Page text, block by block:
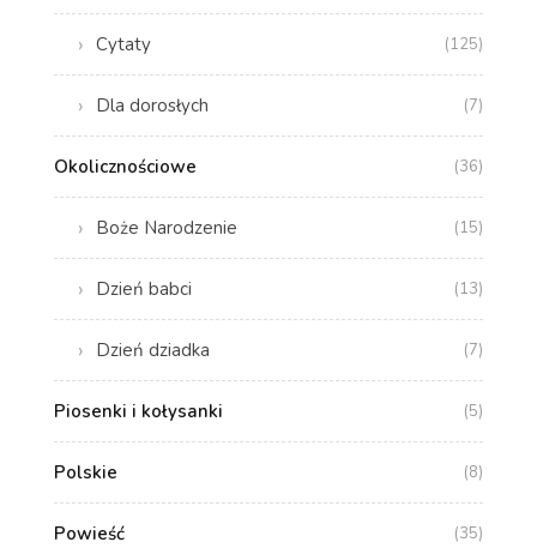
Cytaty (125)
Dla dorosłych (7)
Okolicznościowe (36)
Boże Narodzenie (15)
Dzień babci (13)
Dzień dziadka (7)
Piosenki i kołysanki (5)
Polskie (8)
Powieść (35)